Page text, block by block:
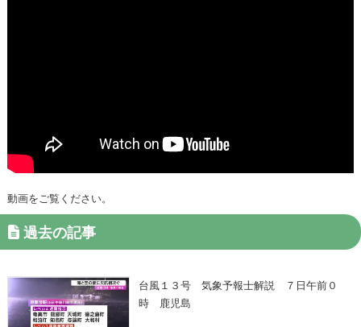
動画をご覧ください。
過去の記事
台風１３号 気象予報士解説 ７日午前０
時 鹿児島